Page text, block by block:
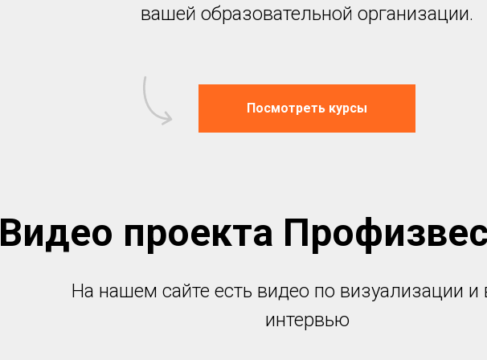
вашей образовательной организации.
Посмотреть курсы
Видео проекта
На нашем сайте есть видео по визуализации и
интервью